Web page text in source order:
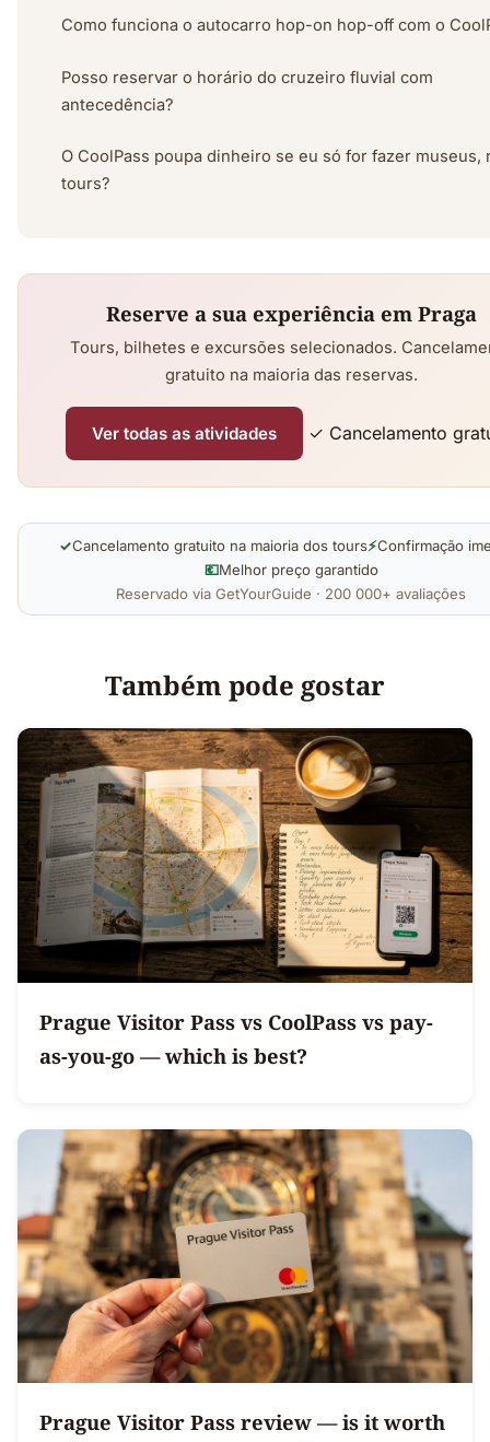
Como funciona o autocarro hop-on hop-off com o
Posso reservar o horário do cruzeiro fluvial com
antecedência?
O CoolPass poupa dinheiro se eu só for fazer museus,
tours?
Reserve a sua experiência em Praga
Tours, bilhetes e excursões selecionados.
gratuito na maioria das reservas.
Ver todas as atividades ✓ Cancelamento
✓Cancelamento gratuito na maioria dos tours⚡Confirmação
💶Melhor preço garantido
Reservado via GetYourGuide · 200 000+ avaliações
Também pode gostar
Prague Visitor Pass vs CoolPass vs pay-
as-you-go — which is best?
Prague Visitor Pass review — is it worth